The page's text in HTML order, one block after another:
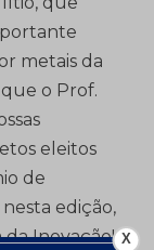
metais da
o Prof.
eleitos
de
edição,
Inovação! X